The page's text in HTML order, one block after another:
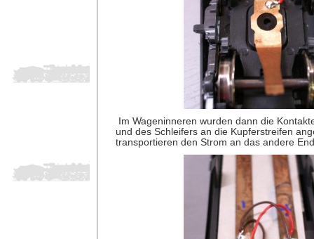
Im Wageninneren wurden dann die
und des Schleifers an die Kupferstreifen
transportieren den Strom an das andere